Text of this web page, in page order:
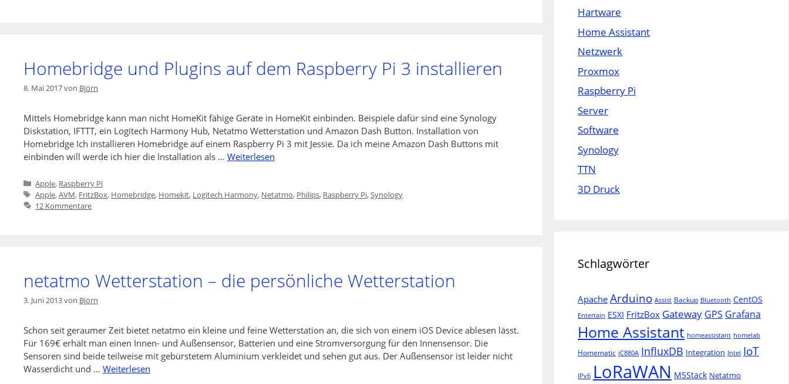
Homebridge und Plugins auf dem Raspberry Pi 3 installieren
8. Mai 2017von Björn
Mittels Homebridge kann man nicht HomeKit fähige Geräte in HomeKit einbinden. Beispiele dafür sind eine Synology
Diskstation, IFTTT, ein Logitech Harmony Hub, Netatmo Wetterstation und Amazon Dash Button. Installation von
Homebridge Ich installieren Homebridge auf einem Raspberry Pi 3 mit Jessie. Da ich meine Amazon Dash Buttons mit
einbinden will werde ich hier die Installation als … Weiterlesen
Kategorien
Apple, Raspberry Pi
Schlagwörter
Apple,AVM, FritzBox, Homebridge, Homekit, Logitech Harmony, Netatmo, Philips, Raspberry Pi,Synology
12 Kommentare
netatmo Wetterstation – die persönliche Wetterstation
3. Juni 2013von Björn
Schon seit geraumer Zeit bietet netatmo ein kleine und feine Wetterstation an, die sich von einem iOS Device ablesen lässt.
Für 169€ erhält man einen Innen- und Außensensor, Batterien und eine Stromversorgung für den Innensensor. Die
Sensoren sind beide teilweise mit gebürstetem Aluminium verkleidet und sehen gut aus. Der Außensensor ist leider nicht
Wasserdicht und … Weiterlesen
Hartware
Home Assistant
Netzwerk
Proxmox
Raspberry Pi
Server
Software
Synology
TTN
3D Druck
Schlagwörter
Apache Arduino Assist Backup Bluetooth CentOS
Entertain ESXI FritzBox Gateway GPS Grafana
Home Assistant homeassistant homelab
Homematic iC880A InfluxDB Integration Intel IoT
IPv6 LoRaWAN M5Stack Netatmo